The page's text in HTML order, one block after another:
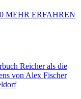
MEHR ERFAHREN